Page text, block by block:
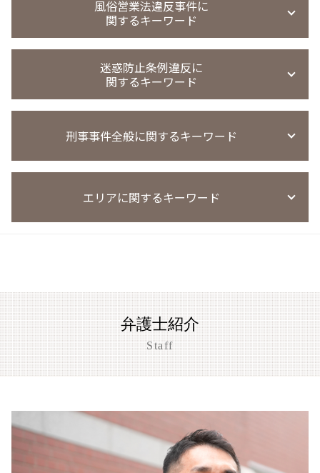
強制わいせつ罪 法律
強制 わいせつ 時効
強制わいせつ どこから
強制わいせつ 示談 不起訴
盗撮 微罪処分
無実 弁護
買春 懲戒処分
児童 買春 弁護士 相談
窃盗 時効 何年
窃盗事件 示談金 相場
万引き 起訴率
万引き 起訴 流れ
窃盗事件 起訴までの日数
万引き 罰金
窃盗事件 示談
万引き 現行犯以外
覚醒剤 不起訴
麻薬取締法違反
麻薬取締法違反 量刑
覚せい剤 売人
麻薬取締法違反 刑期
覚せい剤 売買 罪
覚醒剤 再犯 保釈
麻薬取締法違反 罰則
薬物事件 少年
覚醒剤取締法違反 量刑
風俗営業法違反事件に
関するキーワード
風営法違反 逮捕
風営法違反 罰則
風営法 従業員名簿
客引き 違法
風営法 違反 契約
風営法違反 摘発
風営法違反
風営法違反 無許可営業
風営法 深夜営業
風営法違反 量刑
風営法違反 罰則 没収
迷惑防止条例違反に
関するキーワード
迷惑防止条例違反 不起訴
迷惑防止条例違反 ダフ屋行為 罰則
迷惑防止条例違反 量刑
迷惑防止条例違反 被害届
迷惑防止条例違反 懲役
迷惑防止条例違反 罰金
迷惑防止条例違反 弁護士
迷惑防止条例違反 逮捕
迷惑防止条例違反 電車内
迷惑防止条例違反 親告罪
刑事事件全般に関するキーワード
刑事事件 弁護士費用
刑事事件 懲戒処分 タイミング
刑事事件 証拠 謄写
心神喪失 無罪
刑事事件 懲戒解雇
刑事事件 陳述書
刑事事件 実名報道 メリット
闇バイト 逮捕
刑事事件 示談書
エリアに関するキーワード
大津市 恐喝事件 相談
京都市 暴行事件 弁護士
盗撮事件 草津市
京都市 刑事事件
大津市 傷害事件 弁護士
大津市 刑事事件
刑事事件 相談 草津市
京都市 わいせつ事件
盗撮事件 大津市
草津市 恐喝事件 相談
弁護士紹介
Staff